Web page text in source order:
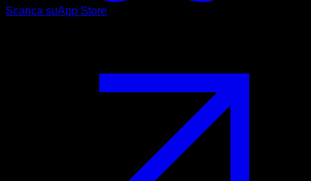
Scarica suApp Store